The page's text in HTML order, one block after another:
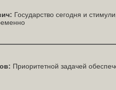
Государство сегодня и
Приоритетной задачей